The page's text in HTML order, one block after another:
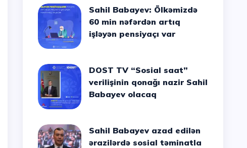
Sahil Babayev: Ölkəmizdə
60 min nəfərdən artıq
işləyən pensiyaçı var
DOST TV “Sosial saat”
verilişinin qonağı nazir Sahil
Babayev olacaq
Sahil Babayev azad edilən
ərazilərdə sosial təminatla